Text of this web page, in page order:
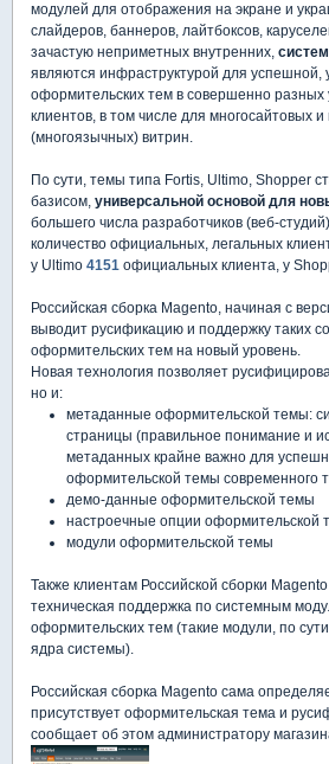
модулей для отображения на экране и
слайдеров, баннеров, лайтбоксов,
зачастую неприметных внутренних,
являются инфраструктурой для успешной,
оформительских тем в совершенно разных
клиентов, в том числе для многосайтовых
(многоязычных) витрин.
По сути, темы типа Fortis, Ultimo, Shopper
базисом, универсальной основой для
большего числа разработчиков (веб-
количество официальных, легальных
у Ultimo 4151 официальных клиента, у
Российская сборка Magento, начиная с
выводит русификацию и поддержку таких
оформительских тем на новый уровень.
Новая технология позволяет
но и:
метаданные оформительской темы:
страницы (правильное понимание и
метаданных крайне важно для
оформительской темы современного
демо-данные оформительской темы
настроечные опции оформительской
модули оформительской темы
Также клиентам Российской сборки
техническая поддержка по системным
оформительских тем (такие модули, по
ядра системы).
Российская сборка Magento сама
присутствует оформительская тема и
сообщает об этом администратору